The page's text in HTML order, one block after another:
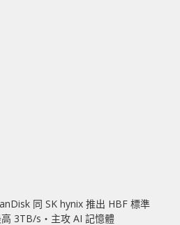
同 SK hynix 推出 HBF 標準
3TB/s‧主攻 AI 記憶體